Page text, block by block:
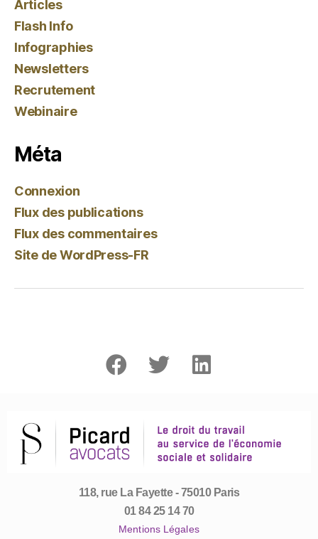
Articles
Flash Info
Infographies
Newsletters
Recrutement
Webinaire
Méta
Connexion
Flux des publications
Flux des commentaires
Site de WordPress-FR
118, rue La Fayette - 75010 Paris
01 84 25 14 70
Mentions Légales